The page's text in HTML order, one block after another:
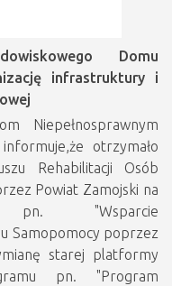
Domu
infrastruktury i
Niepełnosprawnym
otrzymało
Rehabilitacji Osób
Powiat Zamojski na
pn. "Wsparcie
Samopomocy poprzez
starej platformy
pn. "Program